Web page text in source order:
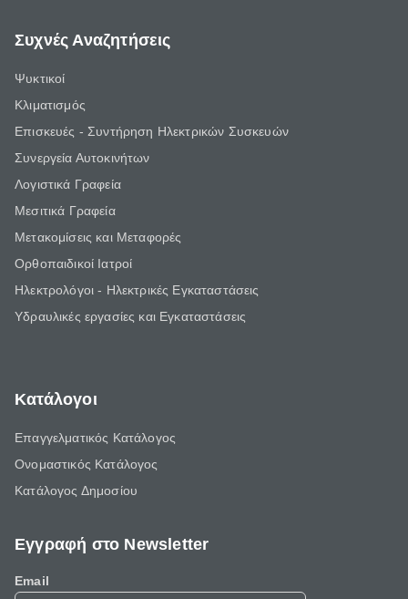
Συχνές Αναζητήσεις
Ψυκτικοί
Κλιματισμός
Επισκευές - Συντήρηση Ηλεκτρικών Συσκευών
Συνεργεία Αυτοκινήτων
Λογιστικά Γραφεία
Μεσιτικά Γραφεία
Μετακομίσεις και Μεταφορές
Ορθοπαιδικοί Ιατροί
Ηλεκτρολόγοι - Ηλεκτρικές Εγκαταστάσεις
Υδραυλικές εργασίες και Εγκαταστάσεις
Κατάλογοι
Επαγγελματικός Κατάλογος
Ονομαστικός Κατάλογος
Κατάλογος Δημοσίου
Εγγραφή στο Newsletter
Email